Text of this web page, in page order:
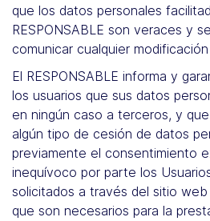
que los datos personales
RESPONSABLE son veraces y
comunicar cualquier
El RESPONSABLE informa y
los usuarios que sus datos
en ningún caso a terceros, y
algún tipo de cesión de datos
previamente el consentimiento
inequívoco por parte los
solicitados a través del sitio
que son necesarios para la